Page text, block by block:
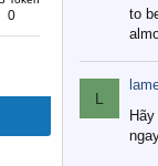
0
to
L